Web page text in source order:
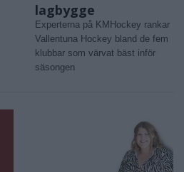
lagbygge
Experterna på KMHockey rankar
Vallentuna Hockey bland de fem
klubbar som värvat bäst inför
säsongen